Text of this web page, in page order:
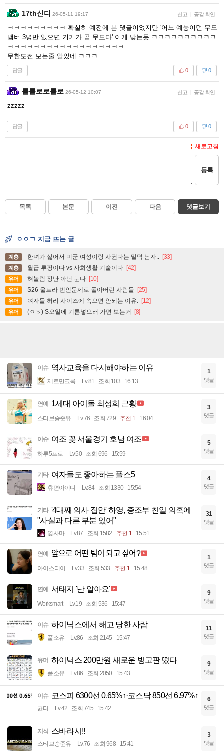
17th신디 26-05-11 19:17 신고 | 공감 확인
ㅋㅋㅋㅋㅋㅋㅋㅋㅋ 확실히 예전에 본 댓글이었지만 '어느 예능이던 무도
맴버 3명만 있으면 거기가 곧 무도다' 이게 맞는듯 ㅋㅋㅋㅋㅋㅋㅋㅋㅋㅋ
ㅋㅋㅋㅋㅋㅋㅋㅋㅋㅋㅋㅋㅋㅋㅋㅋㅋㅋ
무한도전 보는줄 알았네 ㅋㅋㅋ
답글 0
0
롤롤로로롤로 26-05-12 10:07 신고 | 공감 확인
zzzzz
답글 0
0
새로고침
등록
목록 본문 이전 다음 댓글보기
ㅇㅇㄱ 지금 뜨는 글
계층 한녀가 싫어서 미군 여성이랑 사귄다는 밀덕 남자.. [33]
계층 월급 루팡이다 vs 사회생활 기술이다 [42]
유머 혀놀림 장난 아닌 눈나 [10]
유머 S26 울트라 번인문제로 돌아버린 사람들 [25]
유머 여자들 허리 사이즈에 속으면 안되는 이유. [12]
유머 (ㅇㅎ) S오일에 기름넣으러 가면 보는거 [8]
이슈 역사교육을 다시해야하는 이유
제르만크록 Lv.81 조회 103 16:13
1
댓글
연예 1세대 아이돌 최성희 근황
스티브승준유 Lv.76 조회 729 추천 1 16:04
3
댓글
이슈 여조 꽃 서울경기 호남 여조
하루5프로 Lv.50 조회 696 15:59
5
댓글
기타 여자들도 좋아하는 플스5
휴면아이디 Lv.84 조회 1330 15:54
4
댓글
기타 '4대째 의사 집안' 하영, 증조부 친일 의혹에
"사실과 다른 부분 있어"
옆사마 Lv.87 조회 1582 추천 1 15:51
31
댓글
연예 앞으로 어떤 팀이 되고 싶어?
아이스티이 Lv.33 조회 533 추천 1 15:48
1
댓글
연예 서태지 '난 알아요'
Worksmart Lv.19 조회 536 15:47
9
댓글
이슈 하이닉스에서 해고 당한 사람
풀소유 Lv.86 조회 2145 15:47
11
댓글
유머 하이닉스 200만원 새로운 빙고판 떴다
풀소유 Lv.86 조회 2050 15:43
9
댓글
이슈 코스피 6300선 0.65%↑·코스닥 850선 6.97%↑
균터 Lv.42 조회 745 15:42
6
댓글
지식 스바라시!!
스티브승준유 Lv.76 조회 968 15:41
3
댓글